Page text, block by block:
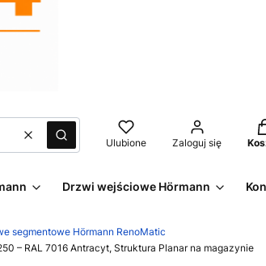
WyczyśćSzukaj Ulubione Zaloguj się
Drzwi wejściowe Hörmann
segmentowe Hörmann RenoMatic
– RAL 7016 Antracyt, Struktura Planar na magazynie